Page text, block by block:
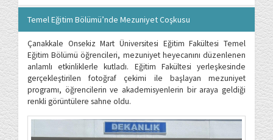
Temel Eğitim Bölümü’nde Mezuniyet Coşkusu
Çanakkale Onsekiz Mart Üniversitesi Eğitim Fakültesi Temel
Eğitim Bölümü öğrencileri, mezuniyet heyecanını düzenlenen
anlamlı etkinliklerle kutladı. Eğitim Fakültesi yerleşkesinde
gerçekleştirilen fotoğraf çekimi ile başlayan mezuniyet
programı, öğrencilerin ve akademisyenlerin bir araya geldiği
renkli görüntülere sahne oldu.